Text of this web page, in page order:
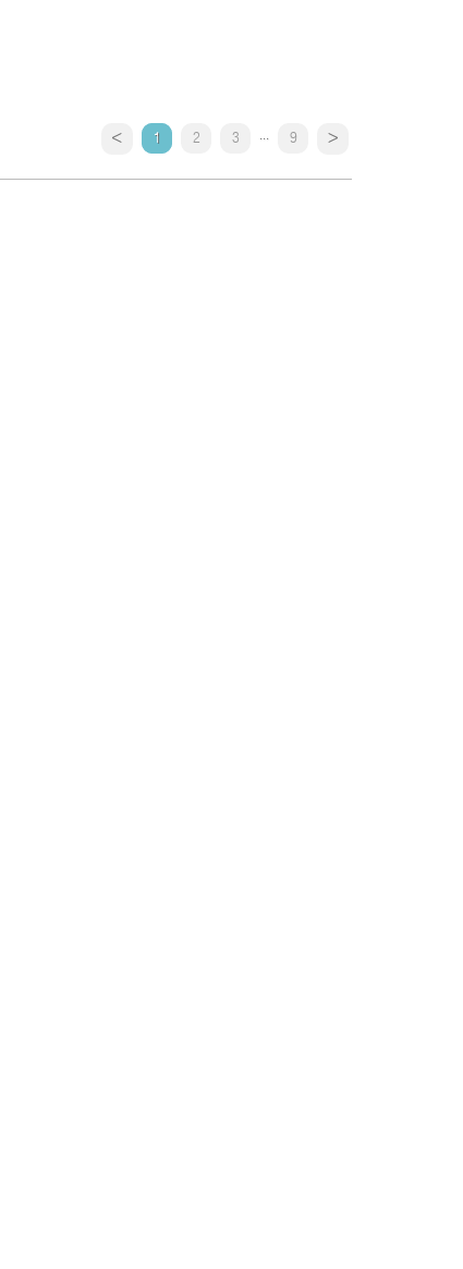
1 2 3 ... 9